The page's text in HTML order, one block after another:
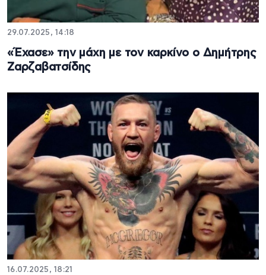
29.07.2025, 14:18
«Έχασε» την μάχη με τον καρκίνο ο Δημήτρης
Ζαρζαβατσίδης
16.07.2025, 18:21